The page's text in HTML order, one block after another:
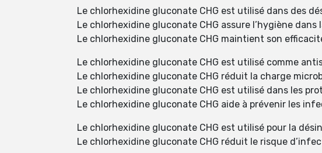
Le chlorhexidine gluconate CHG est utilisé dans des
Le chlorhexidine gluconate CHG assure l’hygiène
Le chlorhexidine gluconate CHG maintient son
Le chlorhexidine gluconate CHG est utilisé comme
Le chlorhexidine gluconate CHG réduit la charge
Le chlorhexidine gluconate CHG est utilisé dans les
Le chlorhexidine gluconate CHG aide à prévenir les
Le chlorhexidine gluconate CHG est utilisé pour la
Le chlorhexidine gluconate CHG réduit le risque